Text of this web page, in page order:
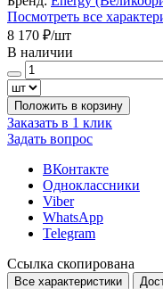
Посмотреть все
8 170 ₽/шт
В наличии
Положить в корзину
Заказать в 1 клик
Задать вопрос
ВКонтакте
Одноклассники
Viber
WhatsApp
Telegram
Ссылка скопирована
Все характеристики